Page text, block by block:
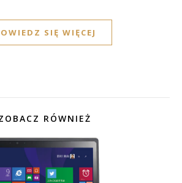
SIĘ WIĘCEJ
RÓWNIEŻ